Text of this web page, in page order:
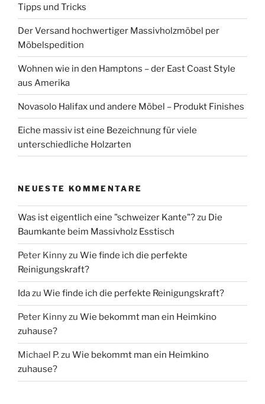
Tipps und Tricks
Der Versand hochwertiger Massivholzmöbel per
Möbelspedition
Wohnen wie in den Hamptons – der East Coast Style
aus Amerika
Novasolo Halifax und andere Möbel – Produkt Finishes
Eiche massiv ist eine Bezeichnung für viele
unterschiedliche Holzarten
NEUESTE KOMMENTARE
Was ist eigentlich eine "schweizer Kante"?zu Die
Baumkante beim Massivholz Esstisch
Peter Kinnyzu Wie finde ich die perfekte
Reinigungskraft?
Idazu Wie finde ich die perfekte Reinigungskraft?
Peter Kinnyzu Wie bekommt man ein Heimkino
zuhause?
Michael P.zu Wie bekommt man ein Heimkino
zuhause?